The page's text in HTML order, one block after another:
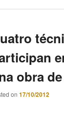
obra
on 17/10/2012